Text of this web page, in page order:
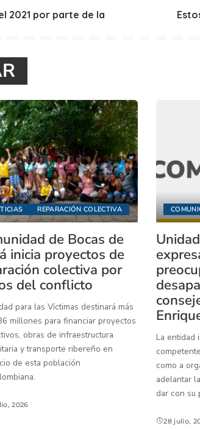
2021 por parte de la
REPARACIÓN COLECTIVA
de Bocas de
inicia proyectos de
colectiva por
del conflicto
para las Víctimas destinará más
millones para financiar proyectos
obras de infraestructura
y transporte ribereño en
de esta población
2026
La entidad
como a
adelantar
dar con su
28 julio,